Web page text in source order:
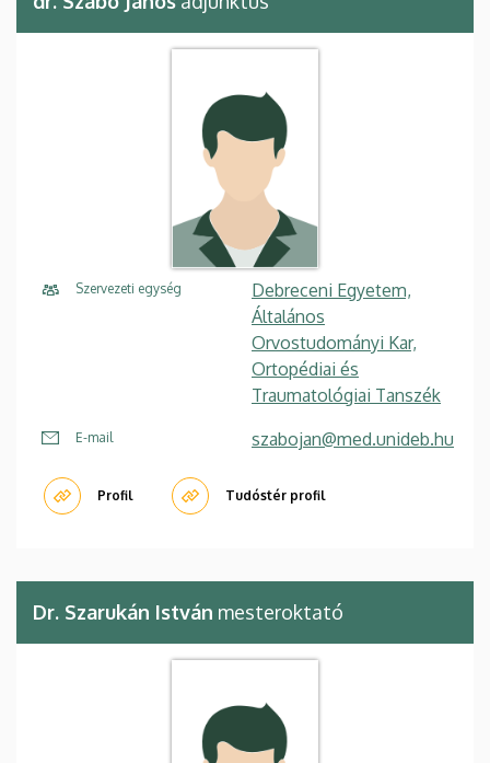
Szervezeti egység
Debreceni Egyetem,
Általános
Orvostudományi Kar,
Ortopédiai és
Traumatológiai Tanszék
E-mail szabojan@med.unideb.hu
Profil Tudóstér profil
Dr. Szarukán István mesteroktató